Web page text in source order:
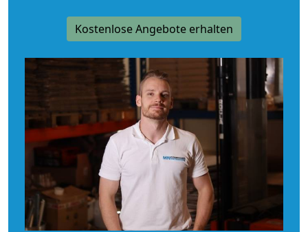
Kostenlose Angebote erhalten